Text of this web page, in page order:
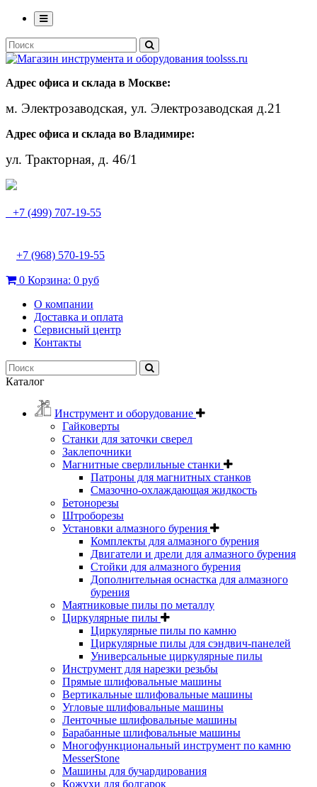
Адрес офиса и склада в Москве:
м. Электрозаводская, ул. Электрозаводская д.21
Адрес офиса и склада во Владимире:
ул. Тракторная, д. 46/1
+7 (499) 707-19-55
+7 (968) 570-19-55
0 Корзина: 0 руб
О компании
Доставка и оплата
Сервисный центр
Контакты
Каталог
Инструмент и оборудование
Гайковерты
Станки для заточки сверел
Заклепочники
Магнитные сверлильные станки
Патроны для магнитных станков
Смазочно-охлаждающая жидкость
Бетонорезы
Штроборезы
Установки алмазного бурения
Комплекты для алмазного бурения
Двигатели и дрели для алмазного бурения
Стойки для алмазного бурения
Дополнительная оснастка для алмазного
бурения
Маятниковые пилы по металлу
Циркулярные пилы
Циркулярные пилы по камню
Циркулярные пилы для сэндвич-панелей
Универсальные циркулярные пилы
Инструмент для нарезки резьбы
Прямые шлифовальные машины
Вертикальные шлифовальные машины
Угловые шлифовальные машины
Ленточные шлифовальные машины
Барабанные шлифовальные машины
Многофункциональный инструмент по камню
MesserStone
Машины для бучардирования
Кожухи для болгарок